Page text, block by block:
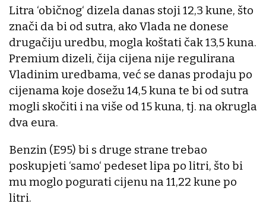
Litra ‘običnog‘ dizela danas stoji 12,3 kune, što
znači da bi od sutra, ako Vlada ne donese
drugačiju uredbu, mogla koštati čak 13,5 kuna.
Premium dizeli, čija cijena nije regulirana
Vladinim uredbama, već se danas prodaju po
cijenama koje dosežu 14,5 kuna te bi od sutra
mogli skočiti i na više od 15 kuna, tj. na okrugla
dva eura.
Benzin (E95) bi s druge strane trebao
poskupjeti ‘samo‘ pedeset lipa po litri, što bi
mu moglo pogurati cijenu na 11,22 kune po
litri.